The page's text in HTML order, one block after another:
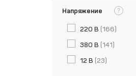
Напряжение ?
220 В (166)
380 В (141)
12 В (23)